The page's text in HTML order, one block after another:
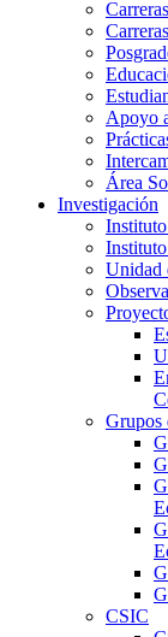
Apoyo
Área
Investigación
Unidad
Grupos
CSIC